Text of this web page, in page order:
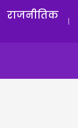
राजनीतिक